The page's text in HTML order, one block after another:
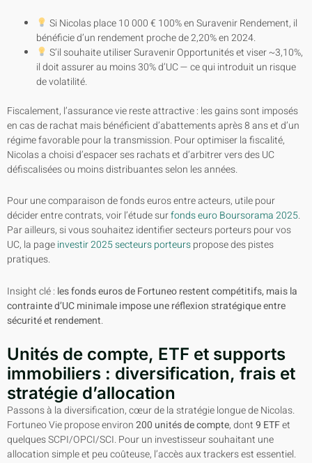
Si Nicolas place 10 000 € 100% en Suravenir Rendement, il
bénéficie d’un rendement proche de 2,20% en 2024.
S’il souhaite utiliser Suravenir Opportunités et viser ~3,10%,
il doit assurer au moins 30% d’UC — ce qui introduit un risque
de volatilité.
Fiscalement, l’assurance vie reste attractive : les gains sont imposés
en cas de rachat mais bénéficient d’abattements après 8 ans et d’un
régime favorable pour la transmission. Pour optimiser la fiscalité,
Nicolas a choisi d’espacer ses rachats et d’arbitrer vers des UC
défiscalisées ou moins distribuantes selon les années.
Pour une comparaison de fonds euros entre acteurs, utile pour
décider entre contrats, voir l’étude surfonds euro Boursorama 2025.
Par ailleurs, si vous souhaitez identifier secteurs porteurs pour vos
UC, la pageinvestir 2025 secteurs porteurspropose des pistes
pratiques.
Insight clé : les fonds euros de Fortuneo restent compétitifs, mais la
contrainte d’UC minimale impose une réflexion stratégique entre
sécurité et rendement.
Unités de compte, ETF et supports
immobiliers : diversification, frais et
stratégie d’allocation
Passons à la diversification, cœur de la stratégie longue de Nicolas.
Fortuneo Vie propose environ200 unités de compte, dont9 ETFet
quelques SCPI/OPCI/SCI. Pour un investisseur souhaitant une
allocation simple et peu coûteuse, l’accès aux trackers est essentiel.